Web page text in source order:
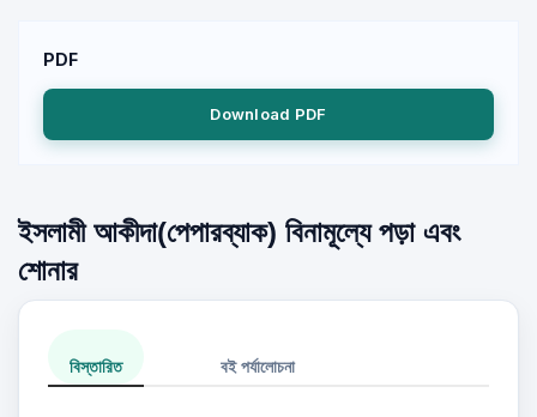
PDF
Download PDF
ইসলামী আকীদা(পেপারব্যাক) বিনামূল্যে পড়া এবং
শোনার
বিস্তারিত বই পর্যালোচনা